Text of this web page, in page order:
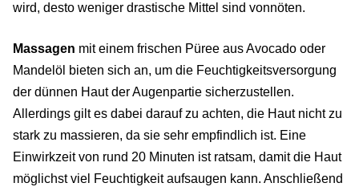
wird, desto weniger drastische Mittel sind vonnöten.
Massagen mit einem frischen Püree aus Avocado oder
Mandelöl bieten sich an, um die Feuchtigkeitsversorgung
der dünnen Haut der Augenpartie sicherzustellen.
Allerdings gilt es dabei darauf zu achten, die Haut nicht zu
stark zu massieren, da sie sehr empfindlich ist. Eine
Einwirkzeit von rund 20 Minuten ist ratsam, damit die Haut
möglichst viel Feuchtigkeit aufsaugen kann. Anschließend